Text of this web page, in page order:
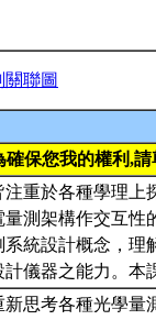
聯圖
確保您我的權利,
注重於各種學理
測架構作交互
統設計概念，
儀器之能力。本
新思考各種光學